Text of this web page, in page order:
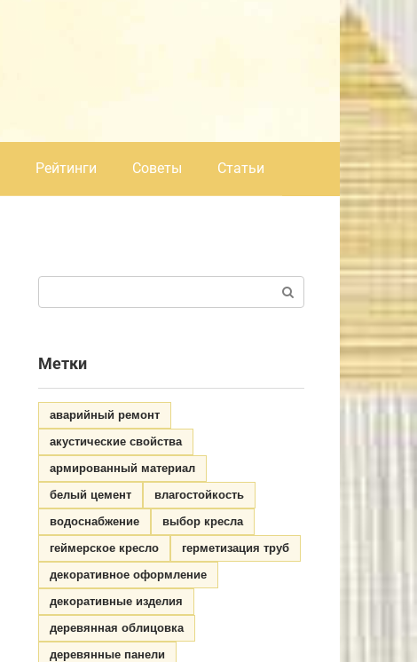
Рейтинги Советы Статьи
Метки
аварийный ремонт
акустические свойства
армированный материал
белый цемент
влагостойкость
водоснабжение
выбор кресла
геймерское кресло
герметизация труб
декоративное оформление
декоративные изделия
деревянная облицовка
деревянные панели